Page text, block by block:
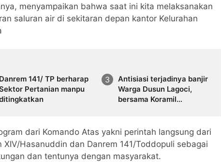
menyampaikan bahwa saat ini kita melaksanakan
saluran air di sekitaran depan kantor Kelurahan
Danrem 141/ TP berharap
Pertanian manpu
Antisiasi terjadinya banjir
Warga Dusun Lagoci,
bersama Koramil
Saluran Air
dari Komando Atas yakni perintah langsung dari
Hasanuddin dan Danrem 141/Toddopuli sebagai
dan tentunya dengan masyarakat.